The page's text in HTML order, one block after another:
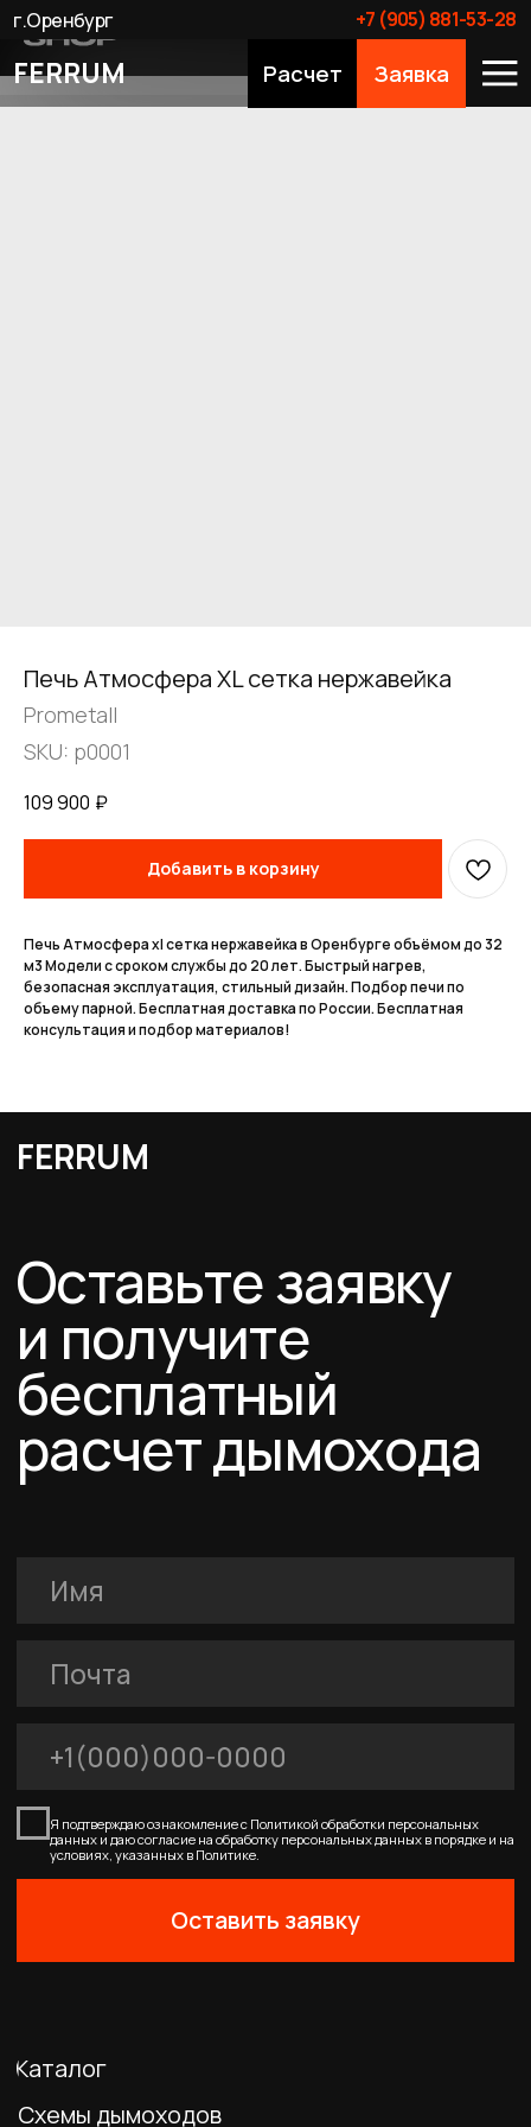
FERRUM Расчет Заявка
+7 (905) 881-53-28
г.Оренбург
Печь Атмосфера XL сетка нержавейка
Prometall
SKU: p0001
109 900 ₽
Добавить в корзину
Печь Атмосфера xl сетка нержавейка в Оренбурге объёмом до 32
м3 Модели с сроком службы до 20 лет. Быстрый нагрев,
безопасная эксплуатация, стильный дизайн. Подбор печи по
объему парной. Бесплатная доставка по России. Бесплатная
консультация и подбор материалов!
Оставьте заявку
и получите
бесплатный
расчет дымохода
Я подтверждаю ознакомление с Политикой обработки персональных
условиях, указанных в Политике.
Оставить заявку
Услуги
Каталог